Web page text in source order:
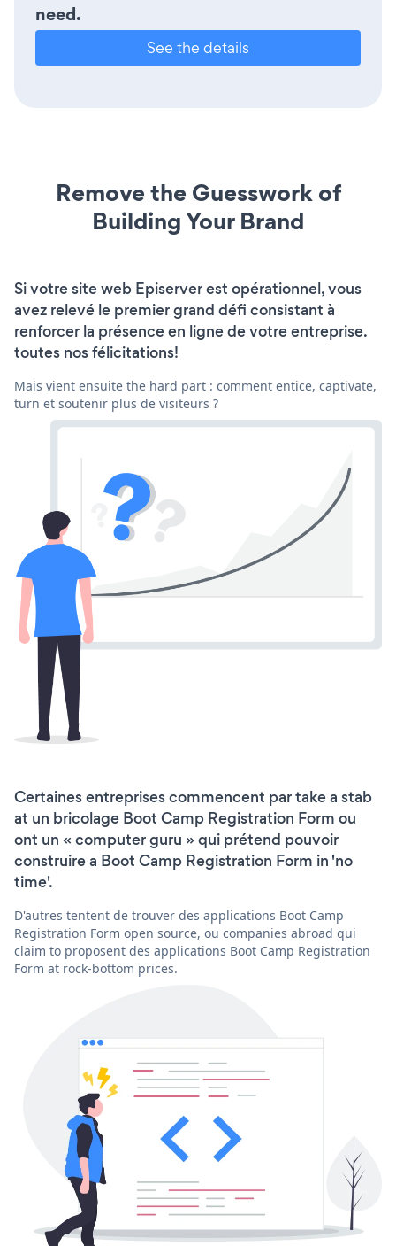
need.
See the details
Remove the Guesswork of
Building Your Brand
Si votre site web Episerver est opérationnel, vous
avez relevé le premier grand défi consistant à
renforcer la présence en ligne de votre entreprise.
toutes nos félicitations!
Mais vient ensuite the hard part : comment entice, captivate,
turn et soutenir plus de visiteurs ?
Certaines entreprises commencent par take a stab
at un bricolage Boot Camp Registration Form ou
ont un « computer guru » qui prétend pouvoir
construire a Boot Camp Registration Form in 'no
time'.
D'autres tentent de trouver des applications Boot Camp
Registration Form open source, ou companies abroad qui
claim to proposent des applications Boot Camp Registration
Form at rock-bottom prices.